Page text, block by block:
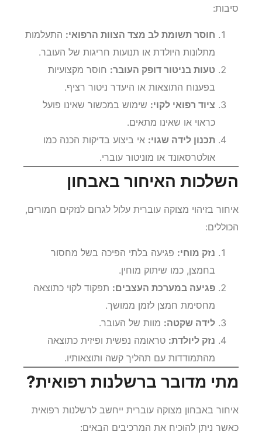
סיבות:
חוסר תשומת לב מצד הצוות הרפואי: התעלמות
מתלונות היולדת או תנועות חריגות של העובר.
טעות בניטור דופק העובר: חוסר מקצועיות
בפענוח התוצאות או היעדר ניטור רציף.
ציוד רפואי לקוי: שימוש במכשור שאינו פועל
כראוי או שאינו מתאים.
תכנון לידה שגוי: אי ביצוע בדיקות הכנה כמו
אולטרסאונד או מוניטור עוברי.
השלכות האיחור באבחון
איחור בזיהוי מצוקה עוברית עלול לגרום לנזקים חמורים,
הכוללים:
נזק מוחי: פגיעה בלתי הפיכה בשל מחסור
בחמצן, כמו שיתוק מוחין.
פגיעה במערכת העצבים: תפקוד לקוי כתוצאה
מחסימת חמצן לזמן ממושך.
לידה שקטה: מוות של העובר.
נזק ליולדת: טראומה נפשית ופיזית כתוצאה
מהתמודדות עם תהליך קשה ותוצאותיו.
מתי מדובר ברשלנות רפואית?
איחור באבחון מצוקה עוברית ייחשב לרשלנות רפואית
כאשר ניתן להוכיח את המרכיבים הבאים: